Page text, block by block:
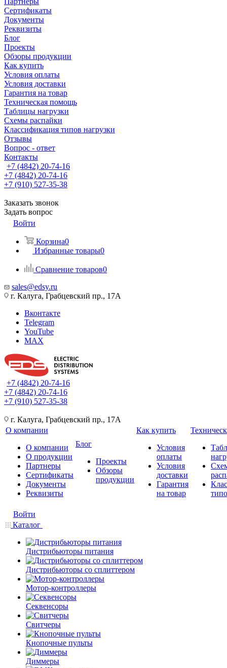
Сертификаты
Документы
Реквизиты
Блог
Проекты
Обзоры продукции
Как купить
Условия оплаты
Условия доставки
Гарантия на товар
Техническая помощь
Таблицы нагрузки
Схемы распайки
Классификация типов нагрузки
Отзывы
Вопрос - ответ
Контакты
+7 (4842) 20-74-16
+7 (4842) 20-74-16
+7 (910) 527-35-38
Заказать звонок
Задать вопрос
Войти
Корзина0
Избранные товары0
Сравнение товаров0
sales@edsy.ru
г. Калуга, Грабцевский пр., 17А
Вконтакте
Telegram
YouTube
MAX
+7 (4842) 20-74-16
+7 (4842) 20-74-16
+7 (910) 527-35-38
г. Калуга, Грабцевский пр., 17А
О компании
О компании
О продукции
Партнеры
Сертификаты
Документы
Реквизиты
Блог
Проекты
Обзоры
продукции
Как купить
Условия
оплаты
Условия
доставки
Гарантия
на товар
Войти
Каталог
Дистрибьюторы питания
Дистрибьюторы со сплиттером
Мотор-контроллеры
Секвенсоры
Свитчеры
Кнопочные пульты
Диммеры